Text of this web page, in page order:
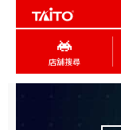
店舖搜尋